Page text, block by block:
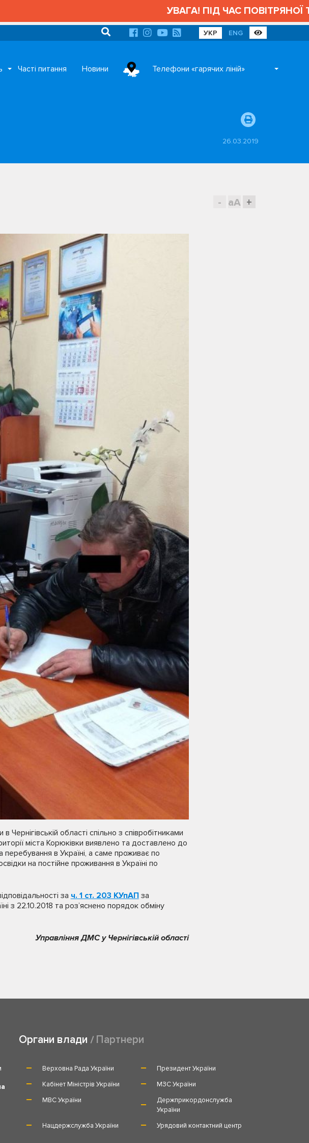
УВАГА! ПІД ЧАС ПОВІТРЯНОЇ
УКР ENG
Часті питання Новини Телефони «гарячих ліній»
26.03.2019
- aA +
області спільно з співробітниками
міста Корюківки виявлено та доставлено до
в Україні, а саме проживає по
на постійне проживання в Україні по
за ч. 1 ст. 203 КУпАПза
з 22.10.2018 та роз’яснено порядок обміну
Управління ДМС у Чернігівській області
Органи влади Партнери
Верховна Рада України
Президент України
Кабінет Міністрів України
МЗС України
МВС України
Держприкордонслужба
України
Нацдержслужба України
Урядовий контактний центр